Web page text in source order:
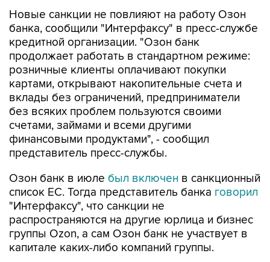
кредитной организации. "Озон банк
продолжает работать в стандартном режиме:
розничные клиенты оплачивают покупки
картами, открывают накопительные счета и
вклады без ограничений, предприниматели
без всяких проблем пользуются своими
счетами, займами и всеми другими
финансовыми продуктами", - сообщил
представитель пресс-службы.
Озон банк в июлебыл включен
"Интерфаксу", что санкции не
распространяются на другие юрлица и бизнес
группы Ozon, а сам Озон банк не участвует в
капитале каких-либо компаний группы.
"У банка нет активов за рубежом, он не ведет